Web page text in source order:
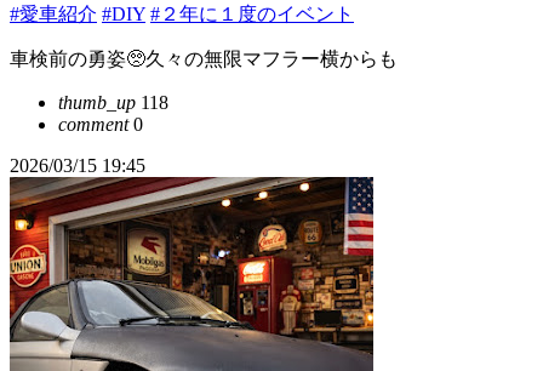
#愛車紹介 #DIY #２年に１度のイベント
車検前の勇姿🥺久々の無限マフラー横からも
thumb_up 118
comment0
2026/03/15 19:45